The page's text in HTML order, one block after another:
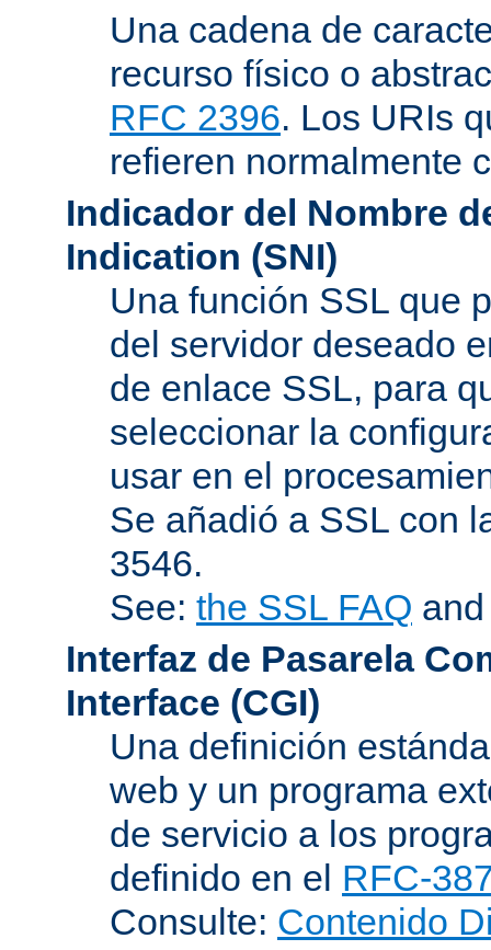
Una cadena de
recurso físico o
RFC 2396. Los URIs
refieren normalmente
Indicador del Nombre
Indication (SNI)
Una función SSL que
del servidor deseado
de enlace SSL, para
seleccionar la
usar en el
Se añadió a SSL con
3546.
See: the SSL FAQ
Interfaz de Pasarela
Interface (CGI)
Una definición
web y un programa
de servicio a los
definido en el RFC-
Consulte: Contenido